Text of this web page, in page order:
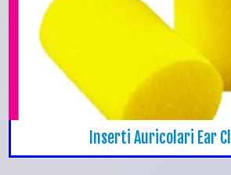
Inserti Auricolari Ear